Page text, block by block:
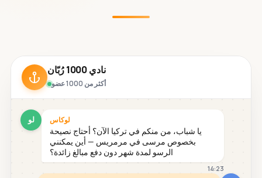
نادي 1000 رُبّان
أكثر من 1000 عضو
لو لوكاس
يا شباب، من منكم في تركيا الآن؟ أحتاج نصيحة
بخصوص مرسى في مرمريس — أين يمكنني
الرسو لمدة شهر دون دفع مبالغ زائدة؟
14:23